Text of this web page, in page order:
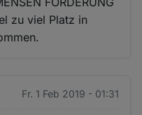
zu viel Platz in
Fr. 1 Feb 2019 - 01:31